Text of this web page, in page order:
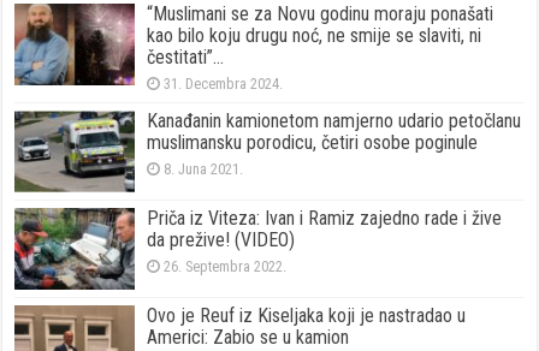
“Muslimani se za Novu godinu moraju ponašati
kao bilo koju drugu noć, ne smije se slaviti, ni
čestitati”…
31. Decembra 2024.
Kanađanin kamionetom namjerno udario petočlanu
muslimansku porodicu, četiri osobe poginule
8. Juna 2021.
Priča iz Viteza: Ivan i Ramiz zajedno rade i žive
da prežive! (VIDEO)
26. Septembra 2022.
Ovo je Reuf iz Kiseljaka koji je nastradao u
Americi: Zabio se u kamion